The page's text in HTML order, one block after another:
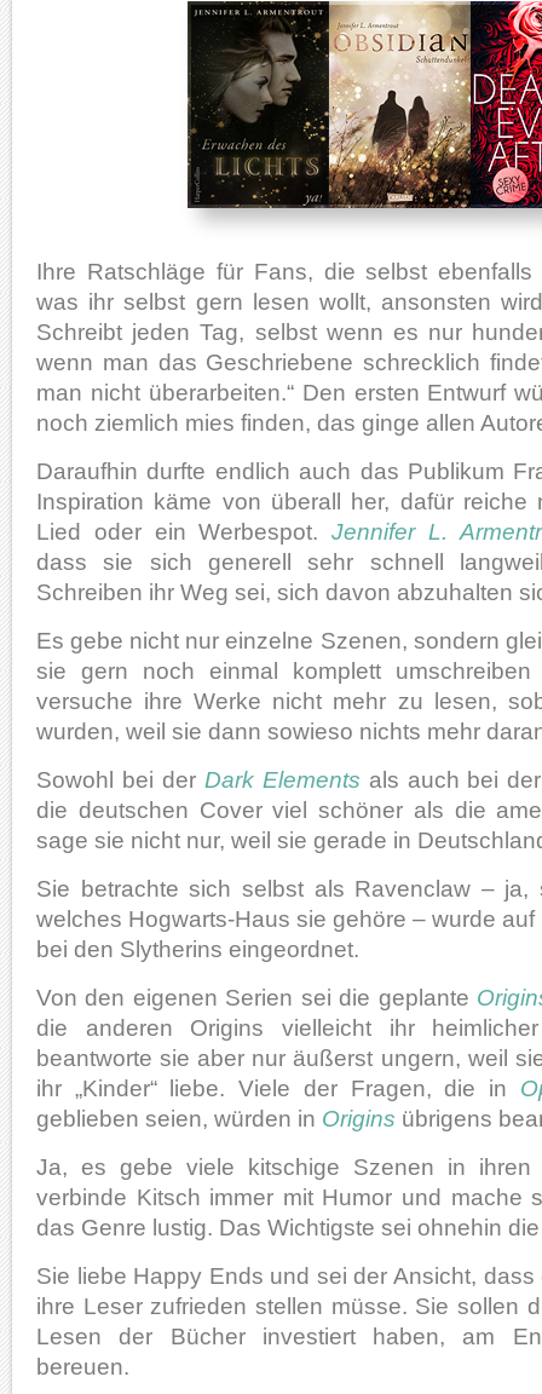
Ihre Ratschläge für Fans, die selbst ebenfalls
was ihr selbst gern lesen wollt, ansonsten
Schreibt jeden Tag, selbst wenn es nur
wenn man das Geschriebene schrecklich
man nicht überarbeiten.“ Den ersten Entwurf
noch ziemlich mies finden, das ginge allen
Daraufhin durfte endlich auch das Publikum
Inspiration käme von überall her, dafür reiche
Lied oder ein Werbespot. Jennifer L.
dass sie sich generell sehr schnell
Schreiben ihr Weg sei, sich davon abzuhalten
Es gebe nicht nur einzelne Szenen, sondern
sie gern noch einmal komplett
versuche ihre Werke nicht mehr zu lesen,
wurden, weil sie dann sowieso nichts mehr
Sowohl bei der Dark Elements als auch bei
die deutschen Cover viel schöner als die
sage sie nicht nur, weil sie gerade in
Sie betrachte sich selbst als Ravenclaw – ja,
welches Hogwarts-Haus sie gehöre – wurde
bei den Slytherins eingeordnet.
Von den eigenen Serien sei die geplante
die anderen Origins vielleicht ihr
beantworte sie aber nur äußerst ungern, weil
ihr „Kinder“ liebe. Viele der Fragen, die in
geblieben seien, würden in Origins übrigens
Ja, es gebe viele kitschige Szenen in ihren
verbinde Kitsch immer mit Humor und mache
das Genre lustig. Das Wichtigste sei ohnehin
Sie liebe Happy Ends und sei der Ansicht,
ihre Leser zufrieden stellen müsse. Sie sollen
Lesen der Bücher investiert haben, am
bereuen.